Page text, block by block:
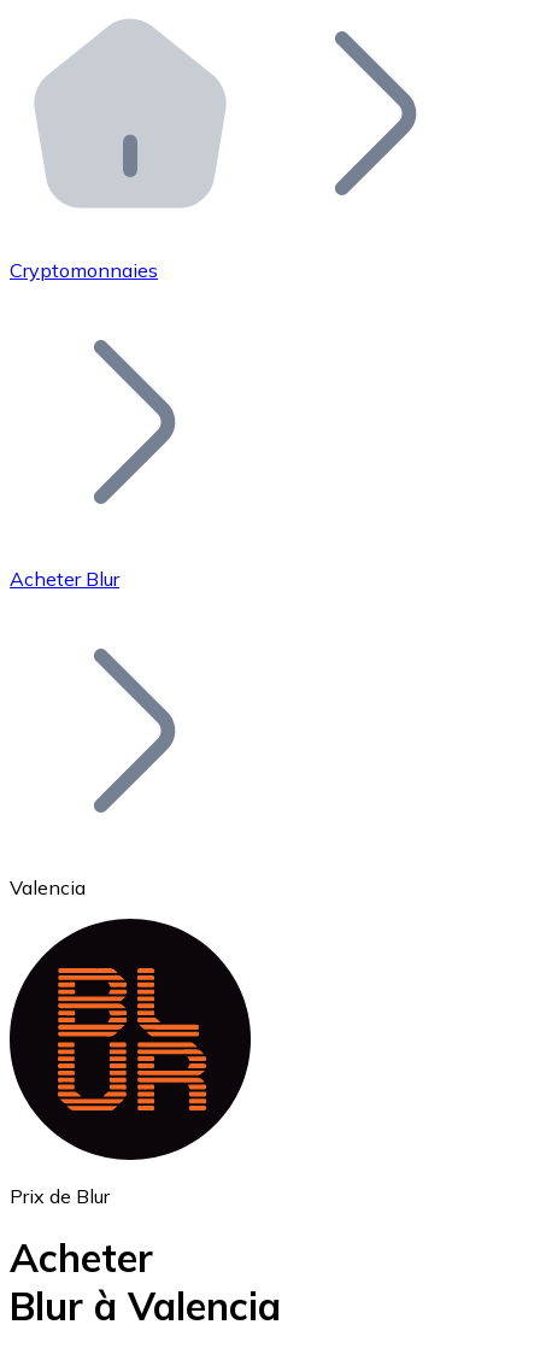
Distributeurs automatiques Bitnovo
Intégrez un ATM Bitnovo dans votre entreprise et
API Bitnovo
Intégrez notre API dans votre écosystème.
Rejoignez notre réseau de distributeurs et
Ajoutez le token de votre projet à notre service
Bitcoin
Ethereum
ETH
Cryptomonnaies
Acheter Blur
Valencia
Prix de Blur
Acheter
Blur à Valencia